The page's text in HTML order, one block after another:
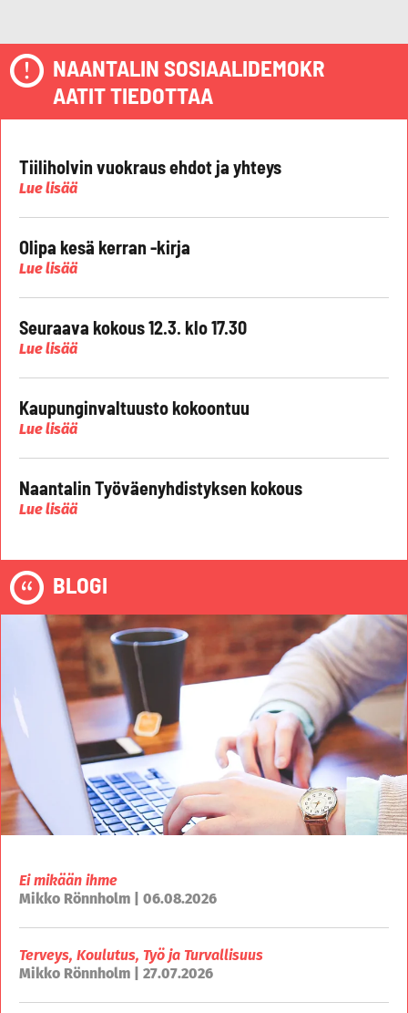
NAANTALIN SOSIAALIDEMOKR
AATIT TIEDOTTAA
Tiiliholvin vuokraus ehdot ja yhteys
Lue lisää
Olipa kesä kerran -kirja
Lue lisää
Seuraava kokous 12.3. klo 17.30
Lue lisää
Kaupunginvaltuusto kokoontuu
Lue lisää
Naantalin Työväenyhdistyksen kokous
Lue lisää
BLOGI
Ei mikään ihme
Mikko Rönnholm | 06.08.2026
Terveys, Koulutus, Työ ja Turvallisuus
Mikko Rönnholm | 27.07.2026